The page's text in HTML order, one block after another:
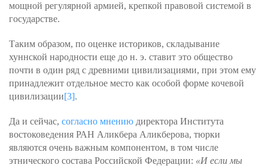
мощной регулярной армией, крепкой правовой системой в
государстве.
Таким образом, по оценке историков, складывание
хуннской народности еще до н. э. ставит это общество
почти в один ряд с древними цивилизациями, при этом ему
принадлежит отдельное место как особой форме кочевой
цивилизации[3].
Да и сейчас, согласно мнению директора Института
востоковедения РАН Аликбера Аликберова, тюрки
являются очень важным компонентом, в том числе
этнического состава Российской Федерации: «И если мы